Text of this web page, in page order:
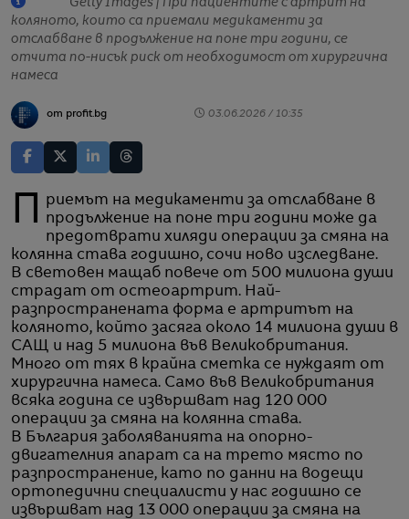
коляното, които са приемали медикаменти за
отслабване в продължение на поне три години, се
отчита по-нисък риск от необходимост от хирургична
намеса
от profit.bg 03.06.2026 / 10:35
Приемът на медикаменти за отслабване в
продължение на поне три години може да
предотврати хиляди операции за смяна на
колянна става годишно, сочи ново изследване.
В световен мащаб повече от 500 милиона души
страдат от остеоартрит. Най-
разпространената форма е артритът на
коляното, който засяга около 14 милиона души в
САЩ и над 5 милиона във Великобритания.
Много от тях в крайна сметка се нуждаят от
хирургична намеса. Само във Великобритания
всяка година се извършват над 120 000
операции за смяна на колянна става.
В България заболяванията на опорно-
двигателния апарат са на трето място по
разпространение, като по данни на водещи
ортопедични специалисти у нас годишно се
извършват над 13 000 операции за смяна на